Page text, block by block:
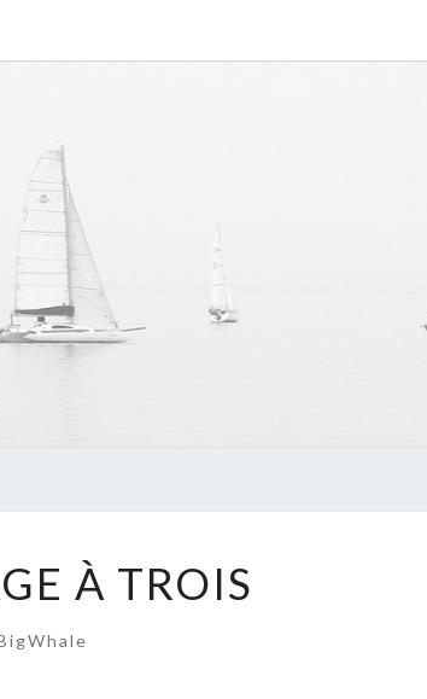
Whales
Other
Mammals
À TROIS